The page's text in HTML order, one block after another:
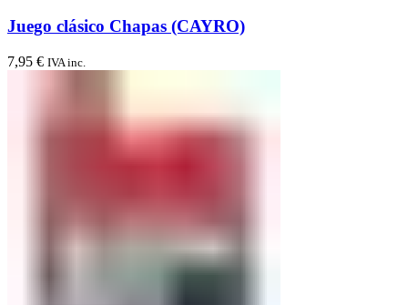
Juego clásico Chapas (CAYRO)
7,95 € IVA inc.